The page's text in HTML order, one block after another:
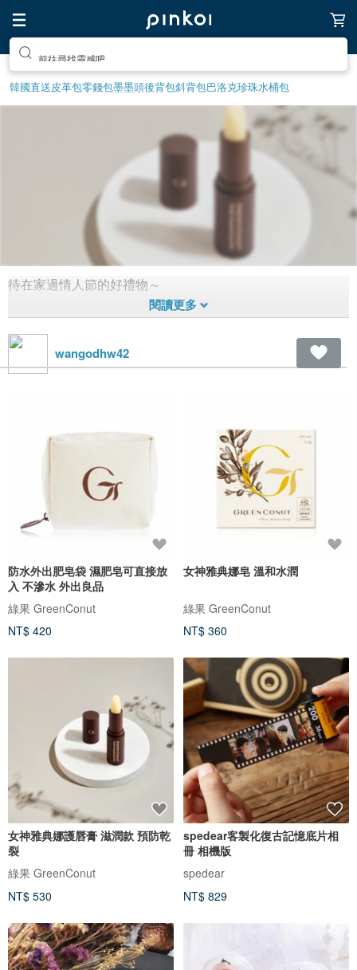
前往尋找靈感吧
韓國直送皮革包零錢包墨墨頭後背包斜背包巴洛克珍珠水桶包
?親吻前記得勤洗手，才會幸福唷！
待在家過情人節的好禮物～
wangodhw42
防水外出肥皂袋 濕肥皂可直接放
入 不滲水 外出良品
綠果 GreenConut
NT$ 420
女神雅典娜皂 溫和水潤
綠果 GreenConut
NT$ 360
女神雅典娜護唇膏 滋潤款 預防乾
裂
綠果 GreenConut
NT$ 530
spedear客製化復古記憶底片相
冊 相機版
spedear
NT$ 829